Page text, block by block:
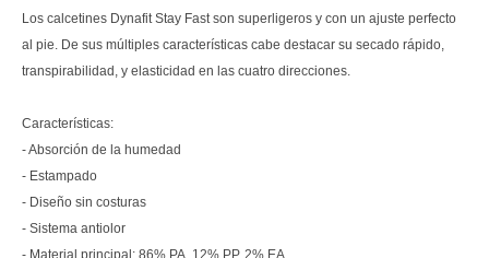
Los calcetines Dynafit Stay Fast son superligeros y con un ajuste perfecto
al pie. De sus múltiples características cabe destacar su secado rápido,
transpirabilidad, y elasticidad en las cuatro direcciones.
Características:
- Absorción de la humedad
- Estampado
- Diseño sin costuras
- Sistema antiolor